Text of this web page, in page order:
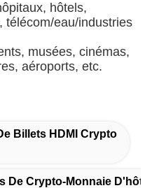
hôtels,
télécom/eau/industries
musées, cinémas,
aéroports, etc.
Billets HDMI Crypto
Crypto-Monnaie D'hôtel